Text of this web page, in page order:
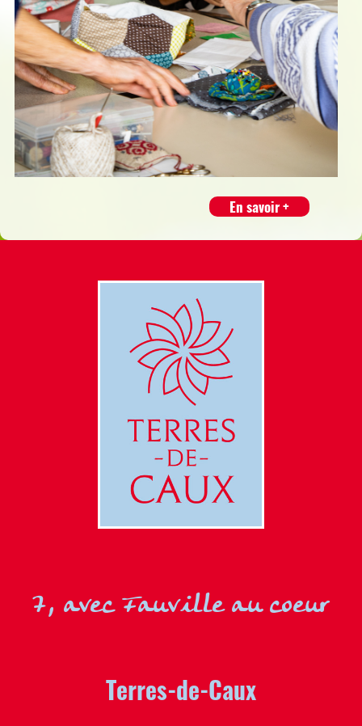
En savoir +
7, avec Fauville au coeur
Terres-de-Caux